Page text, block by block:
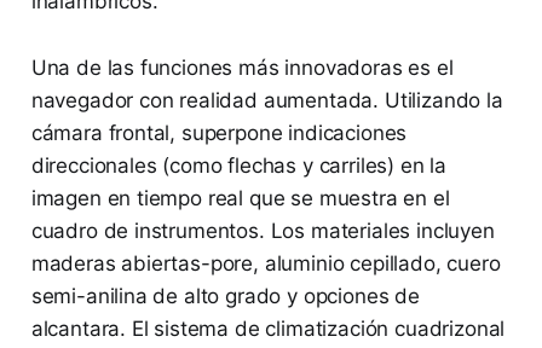
Una de las funciones más innovadoras es el
navegador con realidad aumentada. Utilizando la
cámara frontal, superpone indicaciones
direccionales (como flechas y carriles) en la
imagen en tiempo real que se muestra en el
cuadro de instrumentos. Los materiales incluyen
maderas abiertas-pore, aluminio cepillado, cuero
semi-anilina de alto grado y opciones de
alcantara. El sistema de climatización cuadrizonal